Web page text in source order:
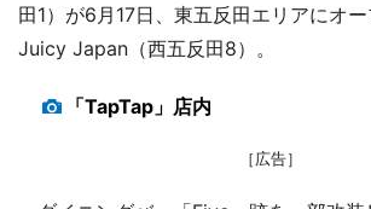
田1）が6月17日、東五反田エリアにオ
Juicy Japan（西五反田8）。
「TapTap」店内
［広告］